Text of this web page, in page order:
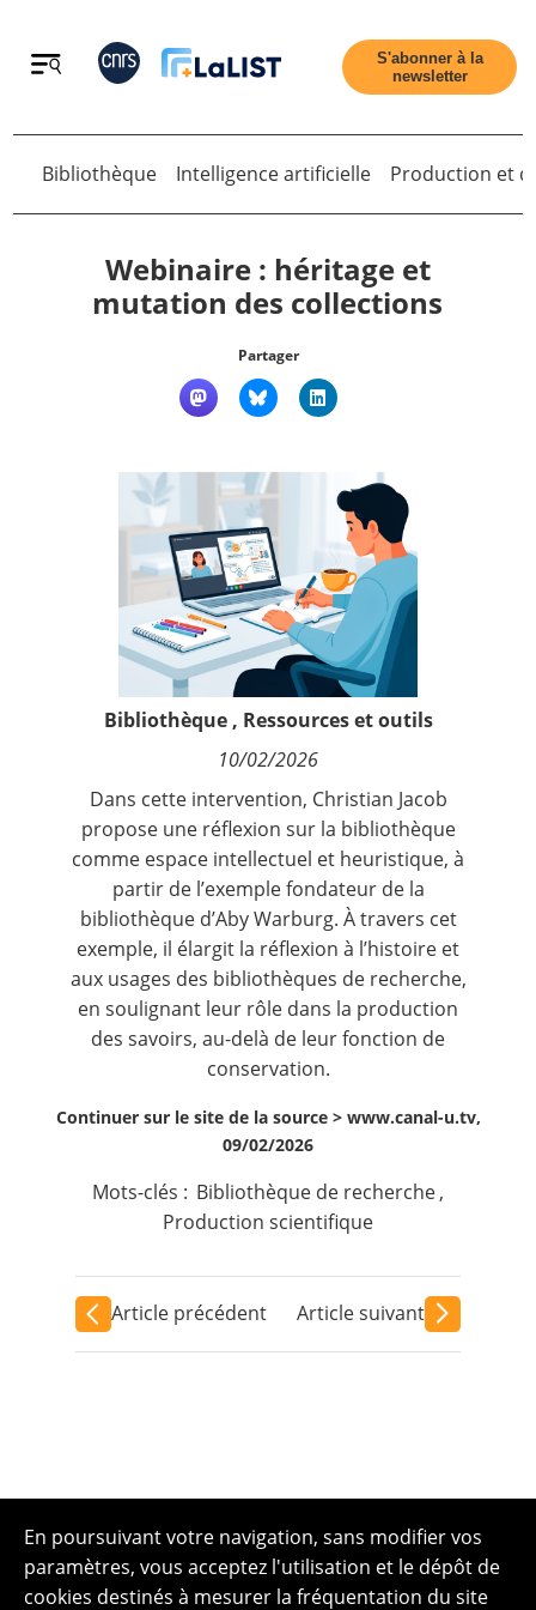
Retour
Qui sommes nous ?
Nous suivre
S'abonner à la
newsletter
Retour
Bibliothèque Intelligence artificielle Production et
Webinaire : héritage et
mutation des collections
Partager
Bibliothèque, Ressources et outils
10/02/2026
Dans cette intervention, Christian Jacob
propose une réflexion sur la bibliothèque
comme espace intellectuel et heuristique, à
partir de l’exemple fondateur de la
bibliothèque d’Aby Warburg. À travers cet
exemple, il élargit la réflexion à l’histoire et
aux usages des bibliothèques de recherche,
en soulignant leur rôle dans la production
des savoirs, au-delà de leur fonction de
conservation.
Continuer sur le site de la source > www.canal-u.tv,
09/02/2026
Mots-clés : Bibliothèque de recherche,
Production scientifique
Article précédent Article suivant
En poursuivant votre navigation, sans modifier vos
paramètres, vous acceptez l'utilisation et le dépôt de
cookies destinés à mesurer la fréquentation du site